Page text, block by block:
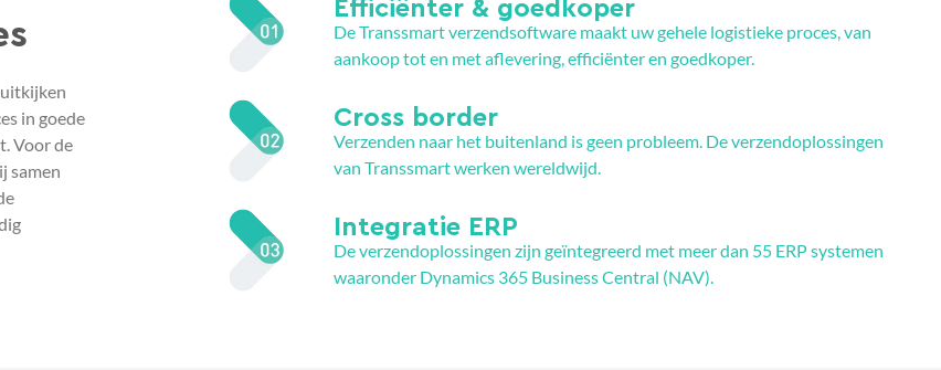
in goede
Voor de
samen
Efficiënter & goedkoper
De Transsmart verzendsoftware maakt uw gehele logistieke proces, van
aankoop tot en met aflevering, efficiënter en goedkoper.
Cross border
Verzenden naar het buitenland is geen probleem. De verzendoplossingen
van Transsmart werken wereldwijd.
Integratie ERP
De verzendoplossingen zijn geïntegreerd met meer dan 55 ERP systemen
waaronder Dynamics 365 Business Central (NAV).